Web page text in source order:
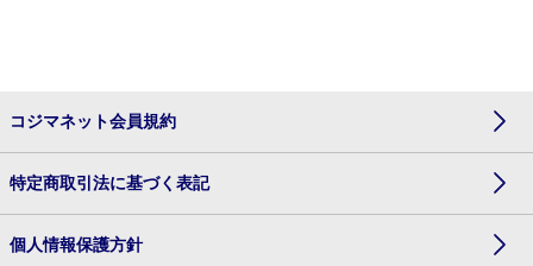
コジマネット会員規約
特定商取引法に基づく表記
個人情報保護方針